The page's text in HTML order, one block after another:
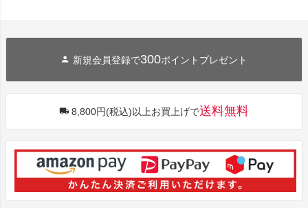
新規会員登録で300ポイントプレゼント
8,800円(税込)以上お買上げで送料無料